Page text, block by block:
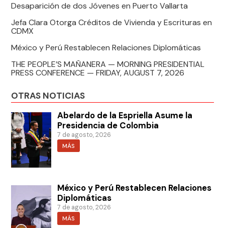
Desaparición de dos Jóvenes en Puerto Vallarta
Jefa Clara Otorga Créditos de Vivienda y Escrituras en
CDMX
México y Perú Restablecen Relaciones Diplomáticas
THE PEOPLE’S MAÑANERA — MORNING PRESIDENTIAL
PRESS CONFERENCE — FRIDAY, AUGUST 7, 2026
OTRAS NOTICIAS
Abelardo de la Espriella Asume la
Presidencia de Colombia
7 de agosto, 2026
MÁS
México y Perú Restablecen Relaciones
Diplomáticas
7 de agosto, 2026
MÁS